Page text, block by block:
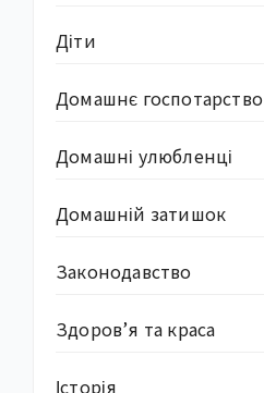
Діти
Домашнє госпотарство
Домашні улюбленці
Домашній затишок
Законодавство
Здоров’я та краса
Історія